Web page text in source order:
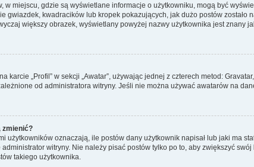
w miejscu, gdzie są wyświetlane informacje o użytkowniku, mogą być
gwiazdek, kwadracików lub kropek pokazujących, jak dużo postów
większy obrazek, wyświetlany powyżej nazwy użytkownika jest znany
karcie „Profil” w sekcji „Awatar”, używając jednej z czterech metod:
od administratora witryny. Jeśli nie można używać awatarów na
zmienić?
użytkowników oznaczają, ile postów dany użytkownik napisał lub jaki ma
witryny. Nie należy pisać postów tylko po to, aby zwiększyć
takiego użytkownika.